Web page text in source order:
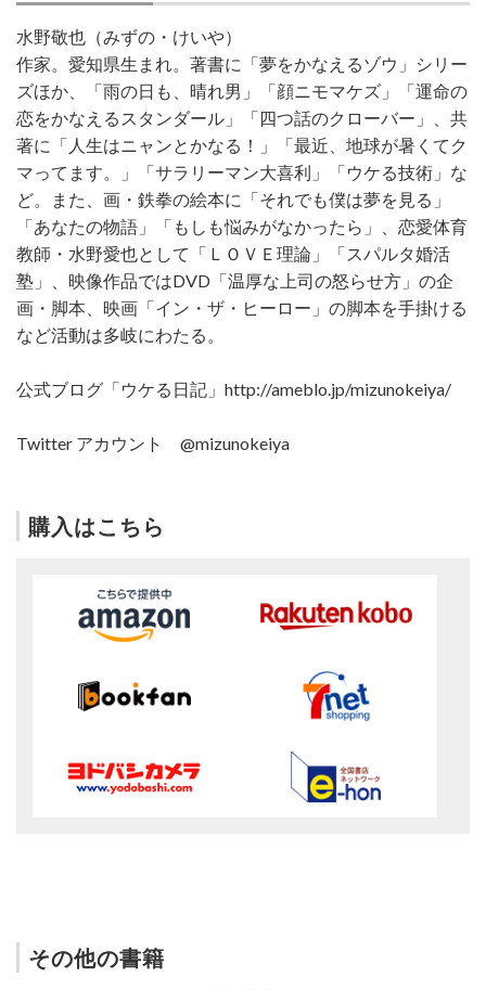
水野敬也（みずの・けいや）
作家。愛知県生まれ。著書に「夢をかなえるゾウ」シリー
ズほか、「雨の日も、晴れ男」「顔ニモマケズ」「運命の
恋をかなえるスタンダール」「四つ話のクローバー」、共
著に「人生はニャンとかなる！」「最近、地球が暑くてク
マってます。」「サラリーマン大喜利」「ウケる技術」な
ど。また、画・鉄拳の絵本に「それでも僕は夢を見る」
「あなたの物語」「もしも悩みがなかったら」、恋愛体育
教師・水野愛也として「ＬＯＶＥ理論」「スパルタ婚活
塾」、映像作品ではDVD「温厚な上司の怒らせ方」の企
画・脚本、映画「イン・ザ・ヒーロー」の脚本を手掛ける
など活動は多岐にわたる。
公式ブログ「ウケる日記」http://ameblo.jp/mizunokeiya/
Twitter アカウント @mizunokeiya
購入はこちら
その他の書籍